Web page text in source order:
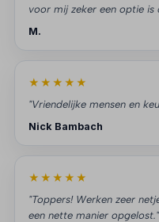
voor mij zeker een optie is
M.
★★★★★
"Vriendelijke mensen en
Nick Bambach
★★★★★
"Toppers! Werken zeer
een nette manier opgelost."